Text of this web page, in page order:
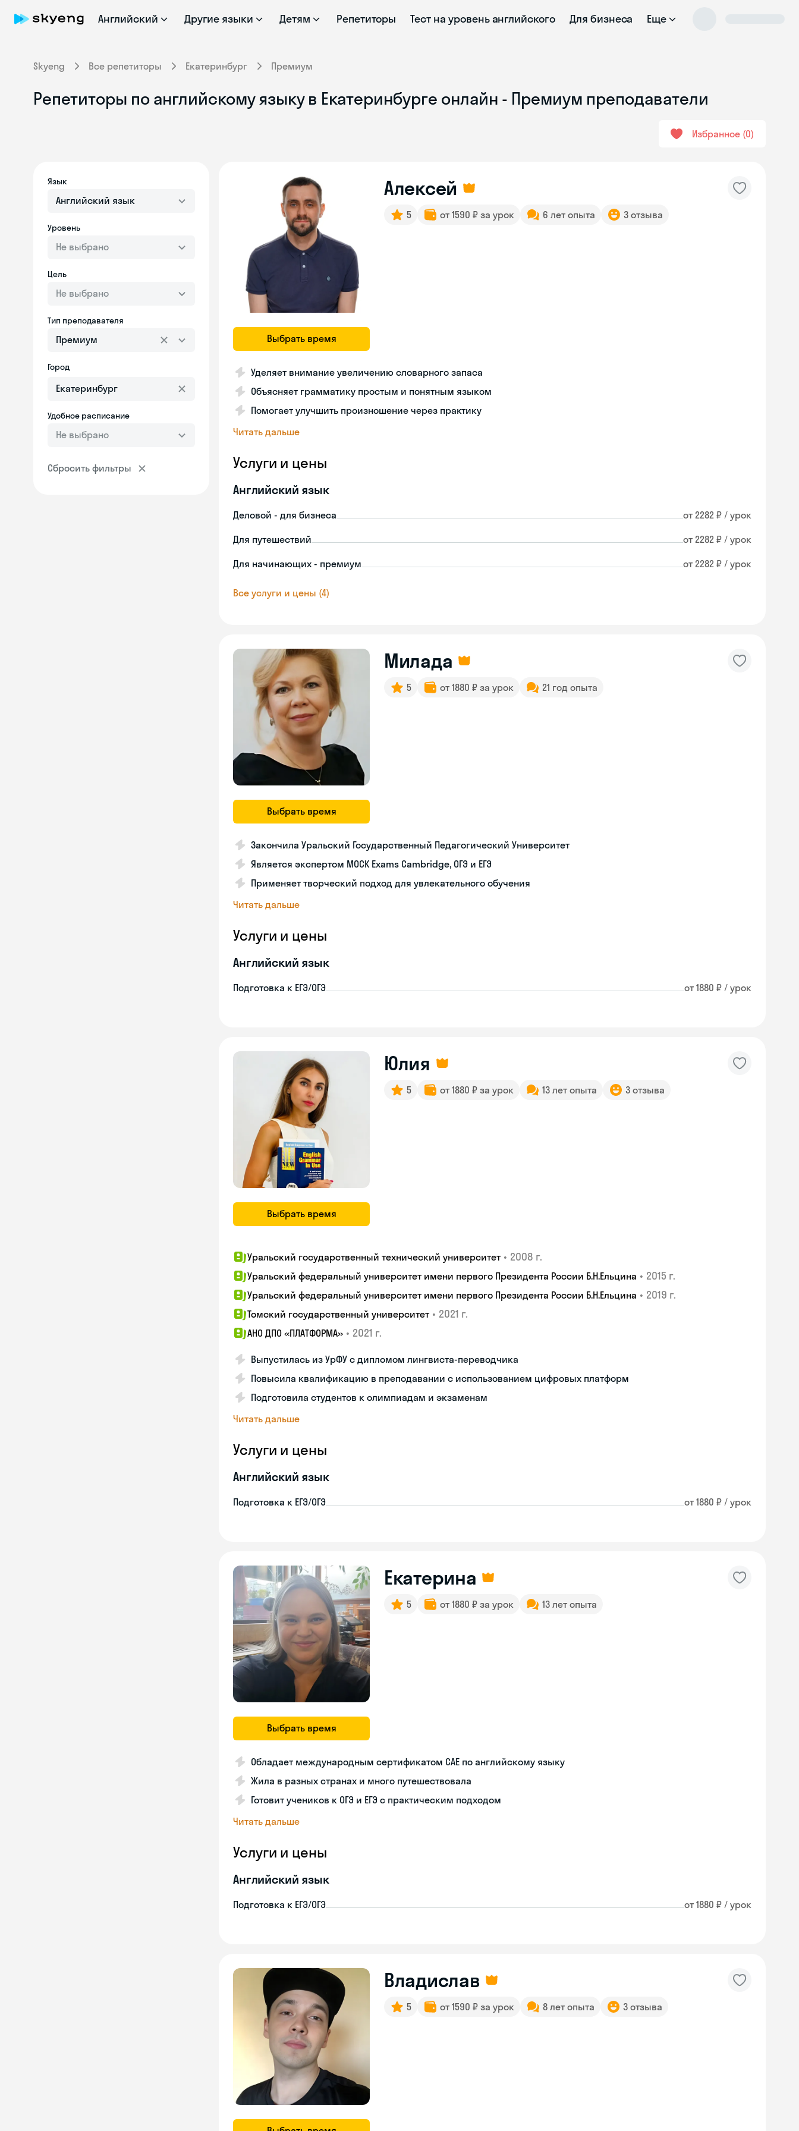
Английский Другие языки Детям Репетиторы Тест на уровень английского Для бизнеса Еще
Skyeng Все репетиторы Екатеринбург Премиум
Репетиторы по английскому языку в Екатеринбурге онлайн - Премиум преподаватели
Избранное 0
Язык
Английский язык
Уровень
Не выбрано
Цель
Не выбрано
Тип преподавателя
Премиум
Город
Удобное расписание
Не выбрано
Сбросить фильтры
Выбрать время
Алексей
5 от 1590 ₽ за урок 6 лет опыта 3 отзыва
Уделяет внимание увеличению словарного запаса
Объясняет грамматику простым и понятным языком
Помогает улучшить произношение через практику
Читать дальше
Услуги и цены
Английский язык
Деловой - для бизнеса от 2282 ₽ / урок
Для путешествий от 2282 ₽ / урок
Для начинающих - премиум от 2282 ₽ / урок
Все услуги и цены (4)
Выбрать время
Милада
5 от 1880 ₽ за урок 21 год опыта
Закончила Уральский Государственный Педагогический Университет
Является экспертом MOCK Exams Cambridge, ОГЭ и ЕГЭ
Применяет творческий подход для увлекательного обучения
Читать дальше
Услуги и цены
Английский язык
Подготовка к ЕГЭ/ОГЭ от 1880 ₽ / урок
Выбрать время
Юлия
5 от 1880 ₽ за урок 13 лет опыта 3 отзыва
Уральский государственный технический университет • 2008 г.
Уральский федеральный университет имени первого Президента России Б.Н.Ельцина • 2015 г.
Уральский федеральный университет имени первого Президента России Б.Н.Ельцина • 2019 г.
Томский государственный университет • 2021 г.
АНО ДПО «ПЛАТФОРМА» • 2021 г.
Выпустилась из УрФУ с дипломом лингвиста-переводчика
Повысила квалификацию в преподавании с использованием цифровых платформ
Подготовила студентов к олимпиадам и экзаменам
Читать дальше
Услуги и цены
Английский язык
Подготовка к ЕГЭ/ОГЭ от 1880 ₽ / урок
Выбрать время
Екатерина
5 от 1880 ₽ за урок 13 лет опыта
Обладает международным сертификатом CAE по английскому языку
Жила в разных странах и много путешествовала
Готовит учеников к ОГЭ и ЕГЭ с практическим подходом
Читать дальше
Услуги и цены
Английский язык
Подготовка к ЕГЭ/ОГЭ от 1880 ₽ / урок
Владислав
5 от 1590 ₽ за урок 8 лет опыта 3 отзыва